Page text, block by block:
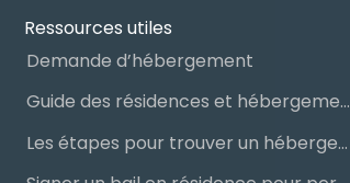
Ressources utiles
Demande d’hébergement
Guide des résidences et hébergements pour aînés
Les étapes pour trouver un hébergement public ou privé